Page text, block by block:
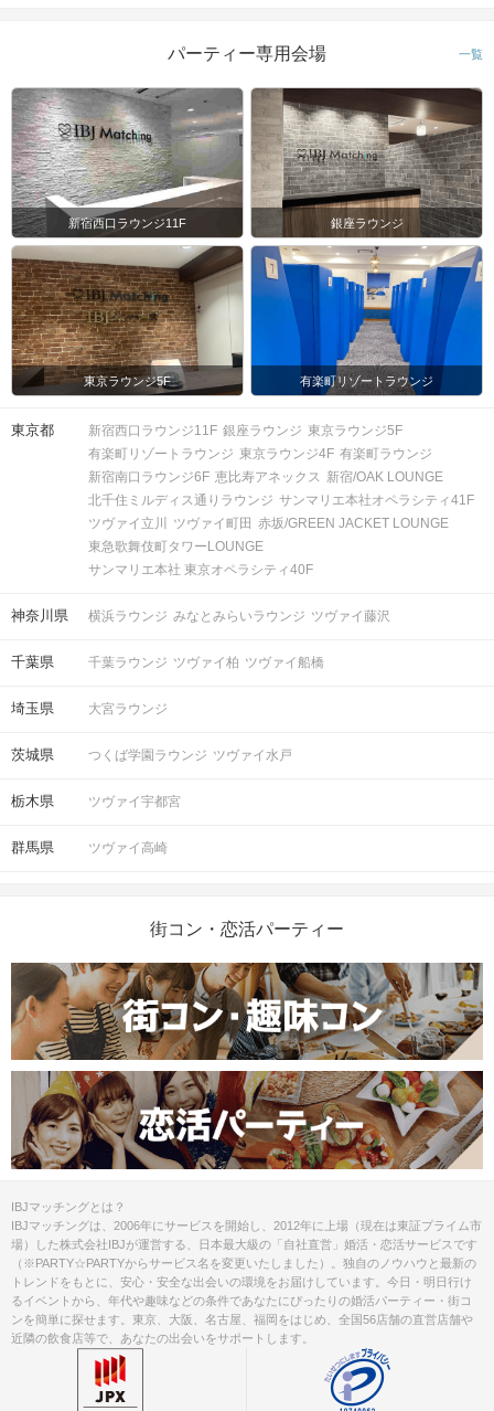
スマートフォン・顔写真付きの身分証
（運転免許証、マイナンバーカード、
パスポートなど）
お食事
飲み物
ワイン数種類（飲み比べ）、軽いおつ
服装 清潔感のある服装でお越しください。
※キャッシュバック・割引チケット等
対象外
※全額保証クーポン対象外
開始時刻に遅れてご到着される場合
は、事前に
公式LINEよりご一報くださ
お電話での問い合わせ窓口はございま
せん。
また、原則30分以上の遅れてのご参加
をお断りをしています。
公共交通機関の延着時や道に迷われた
場合も同様ですので、お時間に余裕を
持ってお越しください
＜全額保証について＞
下回った場合、
ご理解とご協力をお願いいたします。
キャンセル
について
ご予約手続き完了後、お客様都合によ
りキャンセルされた場合、参加費と同
額のキャンセル料が発生します。
掲載開始日：2023/8/24
パーティー専用会場 一覧
新宿西口ラウンジ11F 銀座ラウンジ
東京ラウンジ5F 有楽町リゾートラウンジ
東京都 新宿西口ラウンジ11F 銀座ラウンジ 東京ラウンジ5F
有楽町リゾートラウンジ 東京ラウンジ4F 有楽町ラウンジ
新宿南口ラウンジ6F 恵比寿アネックス 新宿/OAK LOUNGE
北千住ミルディス通りラウンジ サンマリエ本社オペラシティ41F
ツヴァイ立川
ツヴァイ町田 赤坂/GREEN JACKET LOUNGE
東急歌舞伎町タワーLOUNGE
サンマリエ本社 東京オペラシティ40F
神奈川県 横浜ラウンジ みなとみらいラウンジ ツヴァイ藤沢
千葉県 千葉ラウンジ ツヴァイ柏 ツヴァイ船橋
埼玉県 大宮ラウンジ
茨城県 つくば学園ラウンジ ツヴァイ水戸
栃木県 ツヴァイ宇都宮
群馬県 ツヴァイ高崎
街コン・恋活パーティー
IBJマッチングとは？
IBJマッチングは、2006年にサービスを開始し、2012年に上場（現在は東証プライム市
場）した株式会社IBJが運営する、日本最大級の「自社直営」婚活・恋活サービスです
（※PARTY☆PARTYからサービス名を変更いたしました）。独自のノウハウと最新の
トレンドをもとに、安心・安全な出会いの環境をお届けしています。今日・明日行け
るイベントから、年代や趣味などの条件であなたにぴったりの婚活パーティー・街コ
ンを簡単に探せます。東京、大阪、名古屋、福岡をはじめ、全国56店舗の直営店舗や
近隣の飲食店等で、あなたの出会いをサポートします。